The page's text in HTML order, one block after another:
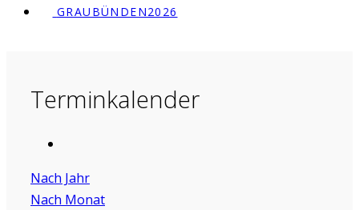
GRAUBÜNDEN2026
Terminkalender
Nach Jahr
Nach Monat